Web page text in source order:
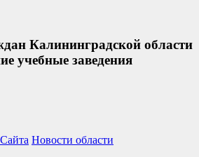
Калининградской области
учебные заведения
Новости области